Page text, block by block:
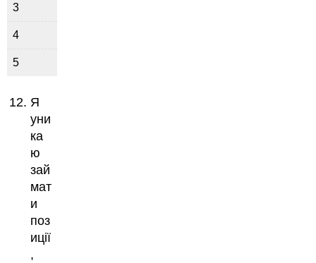
3
4
5
Я
уни
ка
ю
зай
мат
и
поз
иції
,